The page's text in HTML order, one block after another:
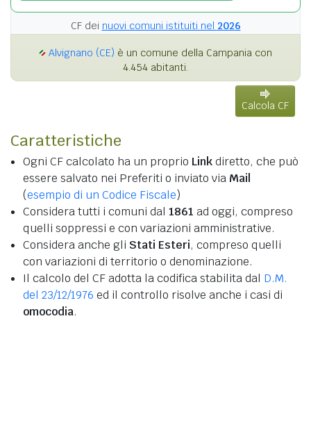
CF dei nuovi comuni istituiti nel 2026
Alvignano (CE) è un comune della Campania con
4.454 abitanti.
Calcola CF
Caratteristiche
Ogni CF calcolato ha un proprio Linkdiretto, che può
essere salvato nei Preferiti o inviato via Mail
(esempio di un Codice Fiscale)
Considera tutti i comuni dal 1861 ad oggi, compreso
quelli soppressi e con variazioni amministrative.
Considera anche gli Stati Esteri, compreso quelli
con variazioni di territorio o denominazione.
Il calcolo del CF adotta la codifica stabilita dal D.M.
del 23/12/1976 ed il controllo risolve anche i casi di
omocodia.